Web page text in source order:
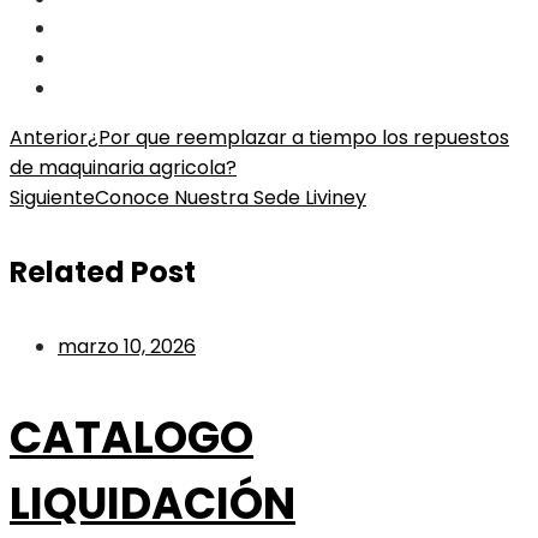
Navegación
Anterior¿Por que reemplazar a tiempo los repuestos
de maquinaria agricola?
SiguienteConoce Nuestra Sede Liviney
Related Post
marzo 10, 2026
CATALOGO
LIQUIDACIÓN